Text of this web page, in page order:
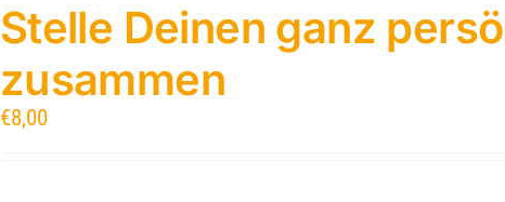
Stelle Deinen ganz
zusammen
€8,00